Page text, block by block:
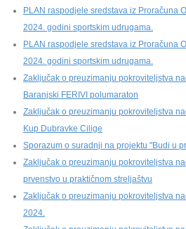
PLAN raspodjele sredstava iz Proračuna
2024. godini sportskim udrugama.
PLAN raspodjele sredstava iz Proračuna
2024. godini sportskim udrugama.
Zaključak o preuzimanju pokroviteljstva
Baranjski FERIVI polumaraton
Zaključak o preuzimanju pokroviteljstva
Kup Dubravke Cilige
Sporazum o suradnji na projektu "Budi u
Zaključak o preuzimanju pokroviteljstva
prvenstvo u praktičnom streljaštvu
Zaključak o preuzimanju pokroviteljstva
2024.